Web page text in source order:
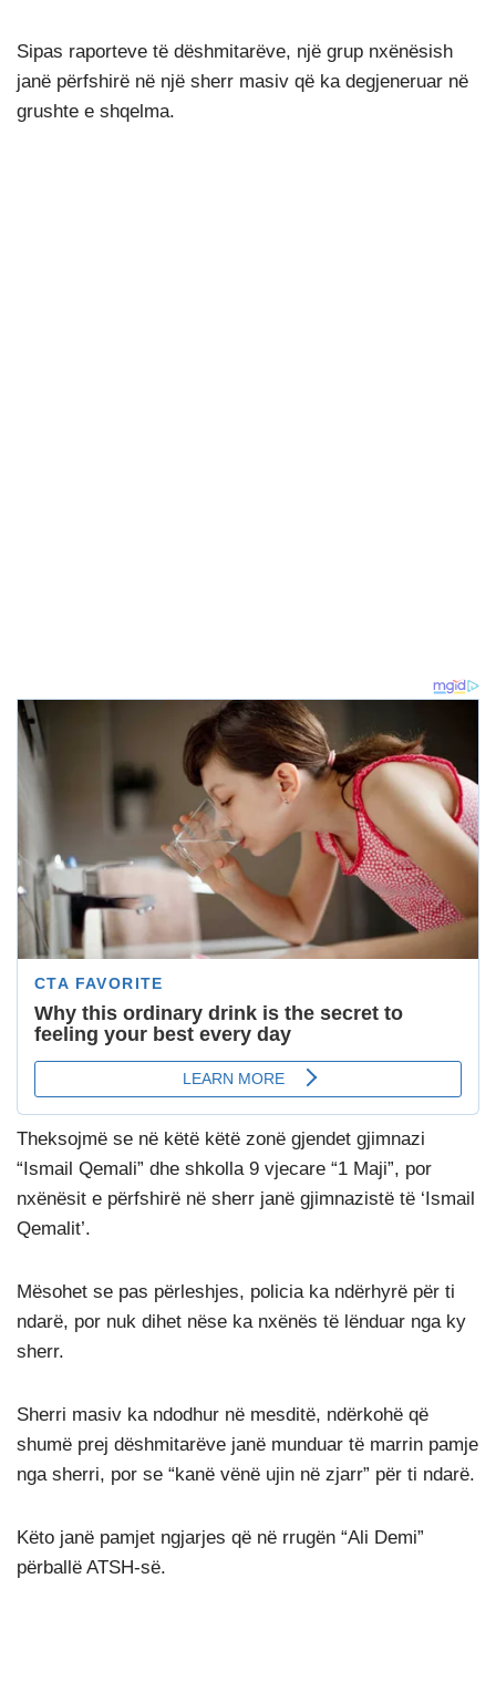
Sipas raporteve të dëshmitarëve, një grup nxënësish
janë përfshirë në një sherr masiv që ka degjeneruar në
grushte e shqelma.
Theksojmë se në këtë këtë zonë gjendet gjimnazi
“Ismail Qemali” dhe shkolla 9 vjecare “1 Maji”, por
nxënësit e përfshirë në sherr janë gjimnazistë të ‘Ismail
Qemalit’.
Mësohet se pas përleshjes, policia ka ndërhyrë për ti
ndarë, por nuk dihet nëse ka nxënës të lënduar nga ky
sherr.
Sherri masiv ka ndodhur në mesditë, ndërkohë që
shumë prej dëshmitarëve janë munduar të marrin pamje
nga sherri, por se “kanë vënë ujin në zjarr” për ti ndarë.
Këto janë pamjet ngjarjes që në rrugën “Ali Demi”
përballë ATSH-së.